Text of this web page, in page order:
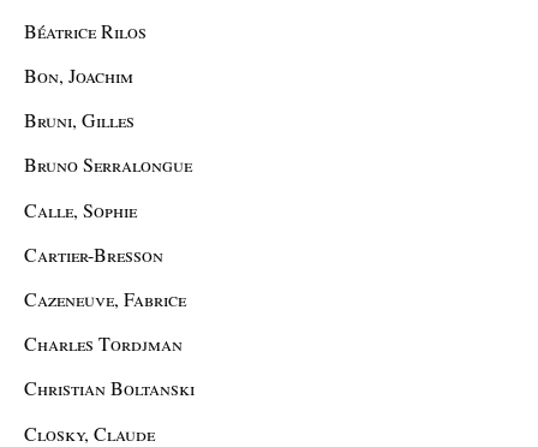
Béatrice Rilos
Bon, Joachim
Bruni, Gilles
Bruno Serralongue
Calle, Sophie
Cartier-Bresson
Cazeneuve, Fabrice
Charles Tordjman
Christian Boltanski
Closky, Claude